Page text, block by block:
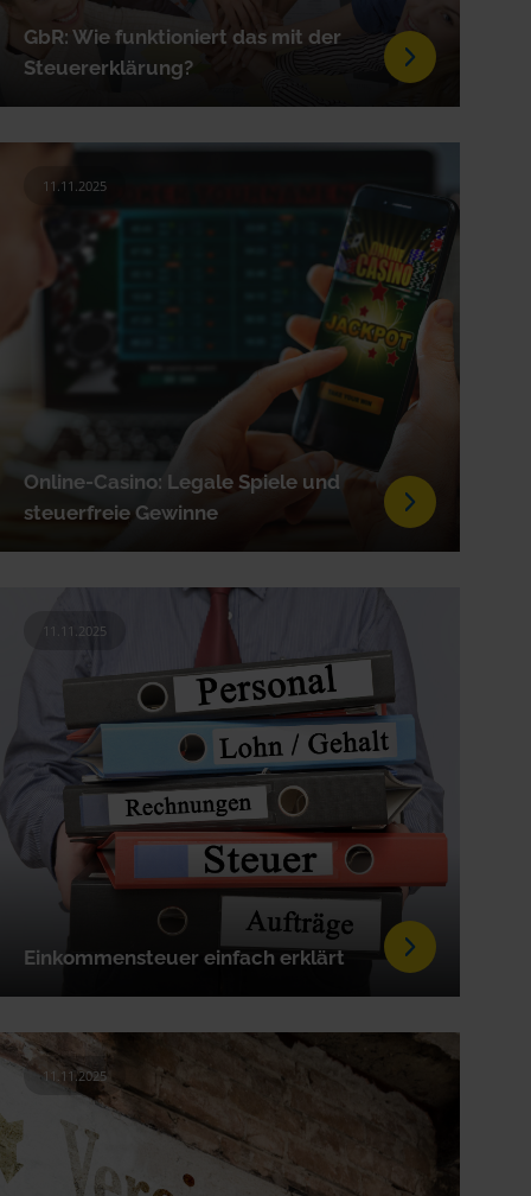
GbR: Wie funktioniert das mit der
Steuererklärung?
Online-Casino: Legale Spiele und
steuerfreie Gewinne
11.11.2025
Einkommensteuer einfach erklärt
11.11.2025
11.11.2025